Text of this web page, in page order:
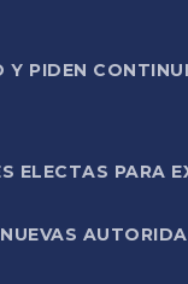
Y PIDEN
ELECTAS PARA